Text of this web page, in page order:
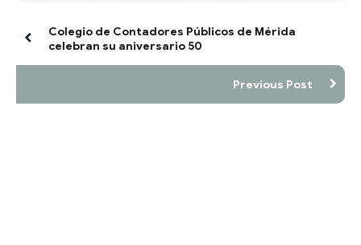
Colegio de Contadores Públicos de Mérida
celebran su aniversario 50
Previous Post